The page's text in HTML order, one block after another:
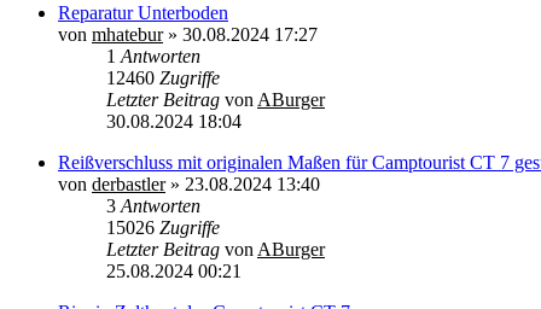
Reparatur Unterboden
von mhatebur» 30.08.2024 17:27
1 Antworten
12460 Zugriffe
Letzter Beitrag von ABurger
30.08.2024 18:04
Reißverschluss mit originalen Maßen für Camptourist CT 7
von derbastler» 23.08.2024 13:40
3 Antworten
15026 Zugriffe
Letzter Beitrag von ABurger
25.08.2024 00:21